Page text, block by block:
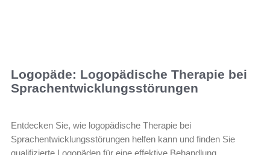
Logopäde: Logopädische Therapie bei
Sprachentwicklungsstörungen
Entdecken Sie, wie logopädische Therapie bei
Sprachentwicklungsstörungen helfen kann und finden Sie
qualifizierte Logopäden für eine effektive Behandlung.